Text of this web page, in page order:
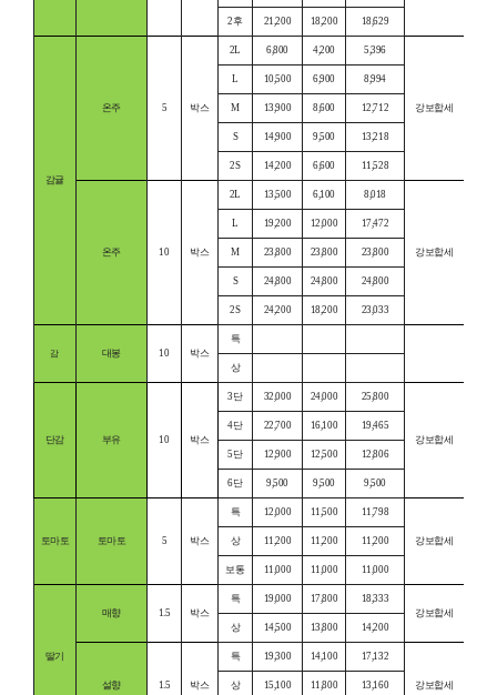
2후 21,200 18,200 18,629
감귤
온주 5 박스
2L 6,800 4,200 5,396
강보합세
L 10,500 6,900 8,994
M 13,900 8,600 12,712
S 14,900 9,500 13,218
2S 14,200 6,600 11,528
온주 10 박스
2L 13,500 6,100 8,018
강보합세
L 19,200 12,000 17,472
M 23,800 23,800 23,800
S 24,800 24,800 24,800
2S 24,200 18,200 23,033
감 대봉 10 박스
특
상
단감 부유 10 박스
3단 32,000 24,000 25,800
강보합세
4단 22,700 16,100 19,465
5단 12,900 12,500 12,806
6단 9,500 9,500 9,500
토마토 토마토 5 박스
특 12,000 11,500 11,798
강보합세
상 11,200 11,200 11,200
보통 11,000 11,000 11,000
딸기
매향 1.5 박스
특 19,000 17,800
18,333
강보합세
상
14,500 13,800 14,200
설향 1.5 박스
특 19,300 14,100 17,132
강보합세
상 15,100 11,800 13,160